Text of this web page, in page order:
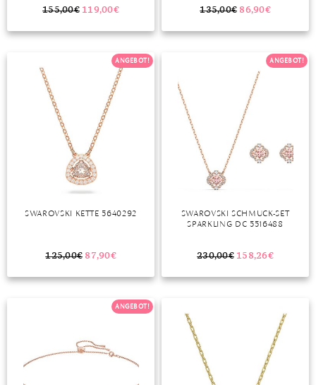
DIOPSID
GRANAT
KARNEOL
LABRADORIT
LAPISLAZULI
MONDSTEIN
MORGANIT
UNGLAUBLICH
WINTER
DINNER
ROTER TEPPICH
TREND DES MONATS
155,00€ 119,00€ 135,00€ 86,90€
ANGEBOT!
SWAROVSKI KETTE 5640292
125,00€ 87,90€
ANGEBOT!
SWAROVSKI SCHMUCK-SET
SPARKLING DC 5516488
230,00€ 158,26€
ANGEBOT!